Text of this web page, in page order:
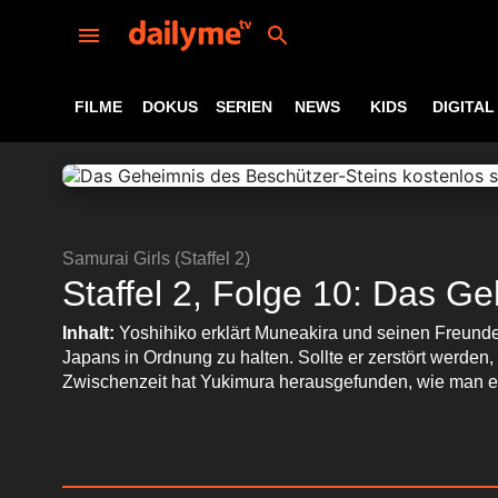
FILME DOKUS SERIEN NEWS KIDS DIGITAL
Samurai Girls (Staffel 2)
Staffel 2, Folge 10: Das
Inhalt: Yoshihiko erklärt Muneakira und seinen
Japans in Ordnung zu halten. Sollte er zerstört
Zwischenzeit hat Yukimura herausgefunden, wie